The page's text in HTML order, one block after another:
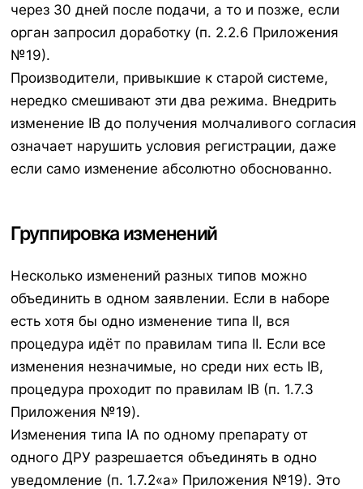
через 30 дней после подачи, а то и позже, если
орган запросил доработку (п. 2.2.6 Приложения
№19).
Производители, привыкшие к старой системе,
нередко смешивают эти два режима. Внедрить
изменение IB до получения молчаливого согласия
означает нарушить условия регистрации, даже
если само изменение абсолютно обоснованно.
Группировка изменений
Несколько изменений разных типов можно
объединить в одном заявлении. Если в наборе
есть хотя бы одно изменение типа II, вся
процедура идёт по правилам типа II. Если все
изменения незначимые, но среди них есть IB,
процедура проходит по правилам IB (п. 1.7.3
Приложения №19).
Изменения типа IA по одному препарату от
одного ДРУ разрешается объединять в одно
уведомление (п. 1.7.2«а» Приложения №19). Это